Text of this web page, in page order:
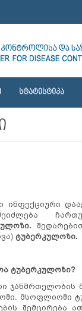
ᲡᲢᲐᲢᲘᲡᲢᲘᲙᲐ
.
ტუბერკულოზი.
ტუბერკულოზი?
მსოფლიოში
შემცირება